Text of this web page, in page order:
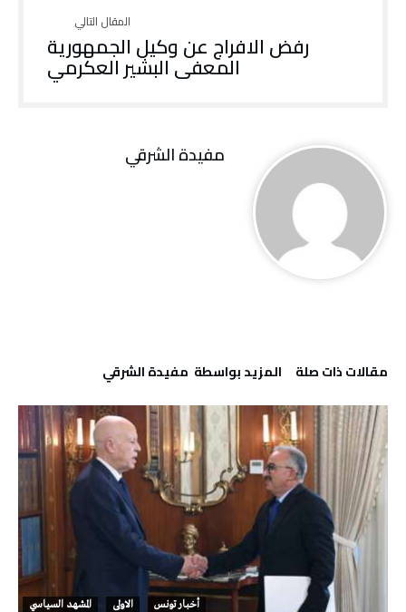
رفض الافراج عن وكيل الجمهورية
المعفى البشير العكرمي
مفيدة الشرقي
‫مقالات ذات صلة‬ ‫‫المزيد بواسطة‬ ‬ مفيدة الشرقي
أخبار تونس الاولى المشهد السياسي